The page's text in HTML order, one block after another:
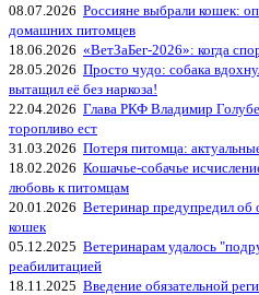
08.07.2026 Россияне выбрали кошек:
домашних питомцев
18.06.2026 «ВетЗаБег‑2026»: когда
28.05.2026 Просто чудо: собака
вытащил её без наркоза!
22.04.2026 Глава РКФ Владимир
торопливо ест
31.03.2026 Потеря питомца:
18.02.2026 Кошачье-собачье
любовь к питомцам
20.01.2026 Ветеринар предупредил об
кошек
05.12.2025 Ветеринарам удалось
реабилитацией
18.11.2025 Введение обязательной